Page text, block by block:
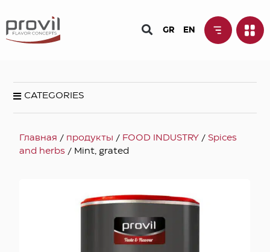
GR EN
CATEGORIES
Главная / продукты / FOOD INDUSTRY / Spices
and herbs / Mint, grated